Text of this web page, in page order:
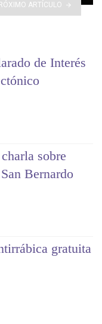
ARTÍCULO
de Interés
sobre
Bernardo
gratuita